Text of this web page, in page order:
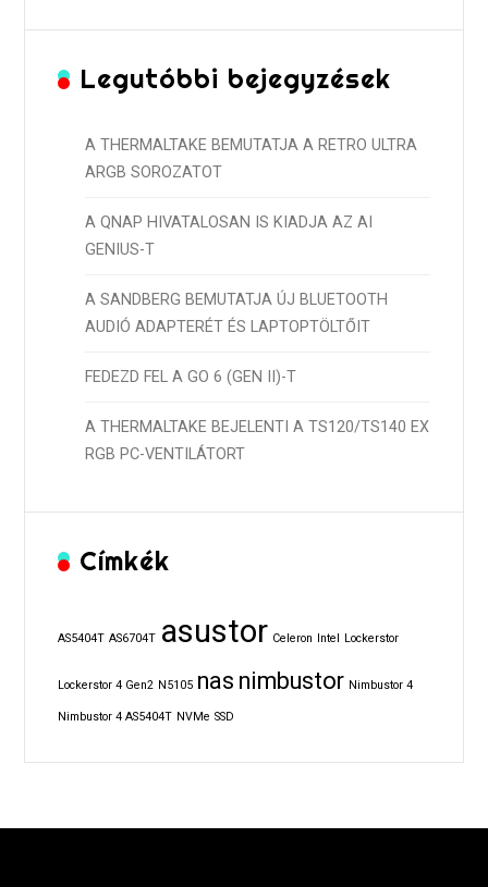
Legutóbbi bejegyzések
A THERMALTAKE BEMUTATJA A RETRO ULTRA
ARGB SOROZATOT
A QNAP HIVATALOSAN IS KIADJA AZ AI
GENIUS-T
A SANDBERG BEMUTATJA ÚJ BLUETOOTH
AUDIÓ ADAPTERÉT ÉS LAPTOPTÖLTŐIT
FEDEZD FEL A GO 6 (GEN II)-T
A THERMALTAKE BEJELENTI A TS120/TS140 EX
RGB PC-VENTILÁTORT
Címkék
AS5404T AS6704T asustor Celeron Intel Lockerstor
Lockerstor 4 Gen2 N5105 nas nimbustor Nimbustor 4
Nimbustor 4 AS5404T NVMe SSD